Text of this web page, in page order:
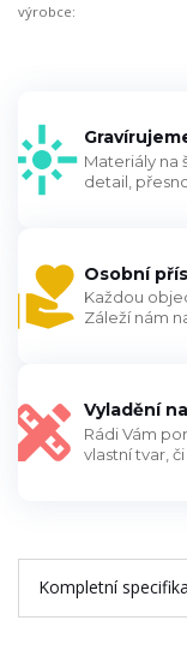
výrobce:
Materiály na
detail,
Osobní
Každou
Záleží nám
Vyladění
Rádi Vám
vlastní tvar,
Kompletní